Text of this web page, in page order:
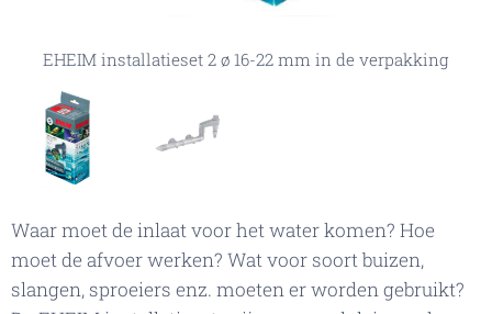
EHEIM installatieset 2 ø 16-22 mm in de verpakking
EHEIM installatieset 2 ø 16-22 mm
Waar moet de inlaat voor het water komen? Hoe
moet de afvoer werken? Wat voor soort buizen,
slangen, sproeiers enz. moeten er worden gebruikt?